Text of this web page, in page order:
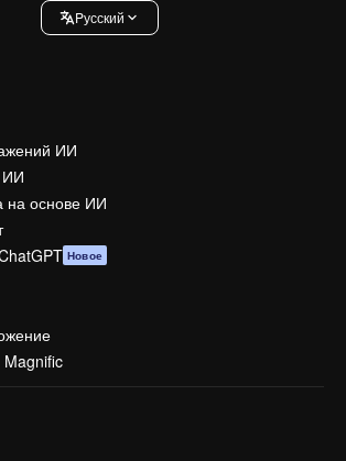
Pусский
ИИ
ИИ
на основе ИИ
Новое
Magnific